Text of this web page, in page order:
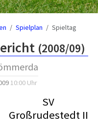
Spielplan Spieltag
(2008/09)
10:00 Uhr
SV
Großrudestedt II